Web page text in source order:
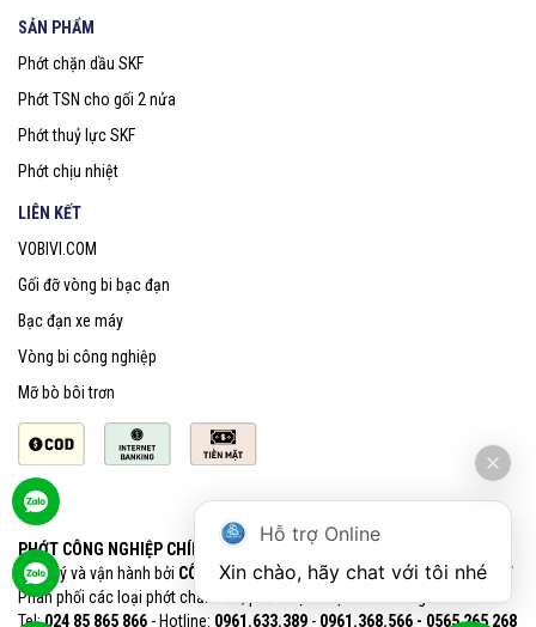
SẢN PHẨM
Phớt chặn dầu SKF
Phớt TSN cho gối 2 nửa
Phớt thuỷ lực SKF
Phớt chịu nhiệt
LIÊN KẾT
VOBIVI.COM
Gối đỡ vòng bi bạc đạn
Bạc đạn xe máy
Vòng bi công nghiệp
Mỡ bò bôi trơn
PHỚT CÔNG NGHIỆP CHÍNH HÃNG SKF
Quản lý và vận hành bởi CÔNG TY CỔ PHẦN VOBIVI - Đại lý uỷ quyền SKF
Phân phối các loại phớt chắn dầu, phớt chịu nhiệt chính hãng SKF
Tel:024 85 865 866 - Hotline: 0961.633.389​ - 0961.368.566 - 0565 265 268​
Hỗ trợ Online
Xin chào, hãy chat với tôi nhé